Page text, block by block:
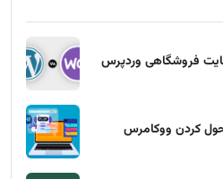
فروشگاهی وردپرس